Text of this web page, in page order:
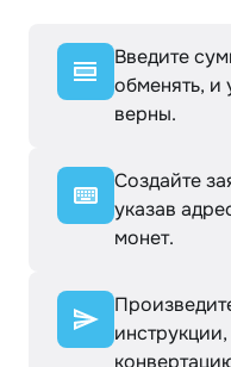
Введите
обменять, и
верны.
Создайте
указав
монет.